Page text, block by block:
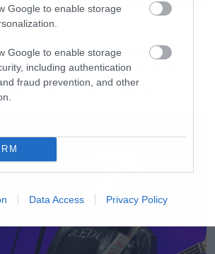
Google to enable storage
Google to enable storage
including authentication
fraud prevention, and other
Data Access Privacy Policy
watch?
https://roxx.gr/radio/”><img
https://roxx.gr/wp-
iframe]
I Want to Believe –
με director’s cut που
τρόμο